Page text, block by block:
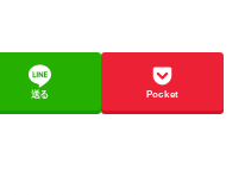
送る Pocket